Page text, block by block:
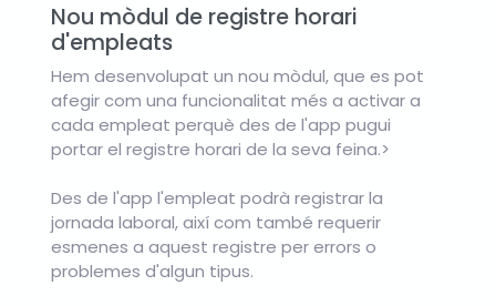
Nou mòdul de registre horari
d'empleats
Hem desenvolupat un nou mòdul, que es pot
afegir com una funcionalitat més a activar a
cada empleat perquè des de l'app pugui
portar el registre horari de la seva feina.>
Des de l'app l'empleat podrà registrar la
jornada laboral, així com també requerir
esmenes a aquest registre per errors o
problemes d'algun tipus.